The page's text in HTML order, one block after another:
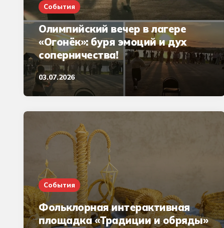
События
Олимпийский вечер в лагере
«Огонёк»: буря эмоций и дух
соперничества!
03.07.2026
События
Фольклорная интерактивная
площадка «Традиции и обряды»